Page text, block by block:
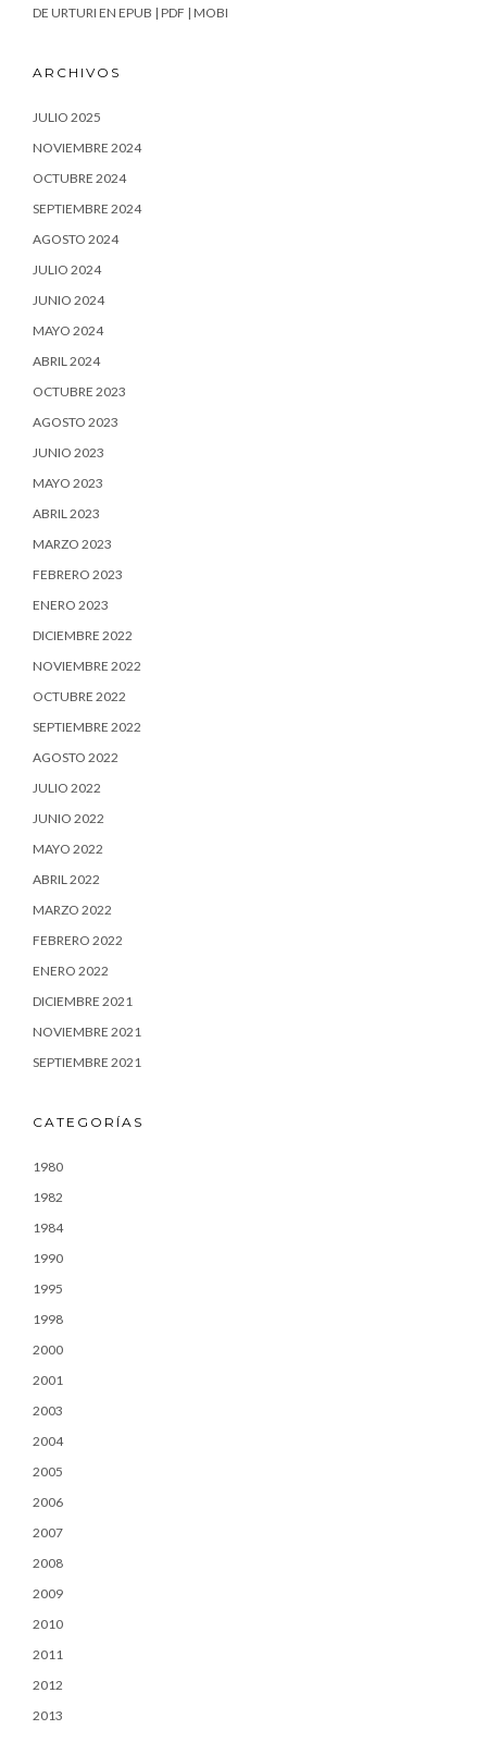
DE URTURI EN EPUB | PDF | MOBI
ARCHIVOS
JULIO 2025
NOVIEMBRE 2024
OCTUBRE 2024
SEPTIEMBRE 2024
AGOSTO 2024
JULIO 2024
JUNIO 2024
MAYO 2024
ABRIL 2024
OCTUBRE 2023
AGOSTO 2023
JUNIO 2023
MAYO 2023
ABRIL 2023
MARZO 2023
FEBRERO 2023
ENERO 2023
DICIEMBRE 2022
NOVIEMBRE 2022
OCTUBRE 2022
SEPTIEMBRE 2022
AGOSTO 2022
JULIO 2022
JUNIO 2022
MAYO 2022
ABRIL 2022
MARZO 2022
FEBRERO 2022
ENERO 2022
DICIEMBRE 2021
NOVIEMBRE 2021
SEPTIEMBRE 2021
CATEGORÍAS
1980
1982
1984
1990
1995
1998
2000
2001
2003
2004
2005
2006
2007
2008
2009
2010
2011
2012
2013